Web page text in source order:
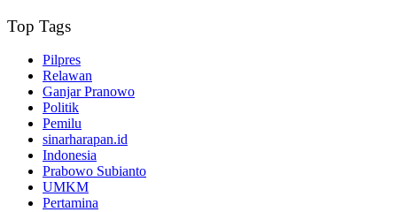
Top Tags
Pilpres
Relawan
Ganjar Pranowo
Politik
Pemilu
sinarharapan.id
Indonesia
Prabowo Subianto
UMKM
Pertamina